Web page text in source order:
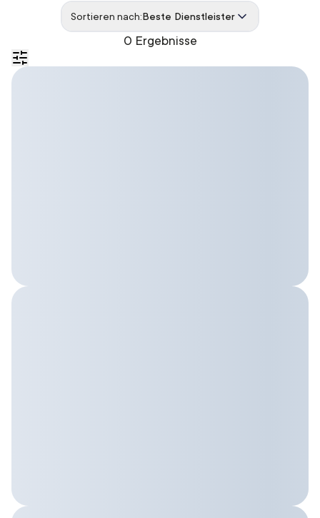
0 Ergebnisse
Sortieren nach:Beste Dienstleister